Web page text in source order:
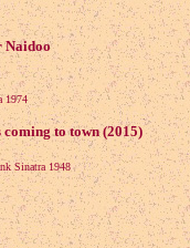
Naidoo
1974
to town (2015)
Sinatra 1948